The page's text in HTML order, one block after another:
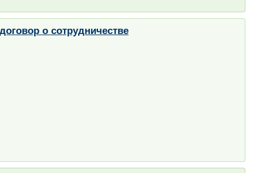
о сотрудничестве